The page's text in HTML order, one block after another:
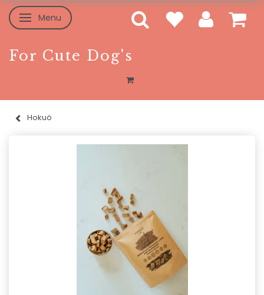
Skifte navigation
Menu
For Cute Dog's
Hokuö